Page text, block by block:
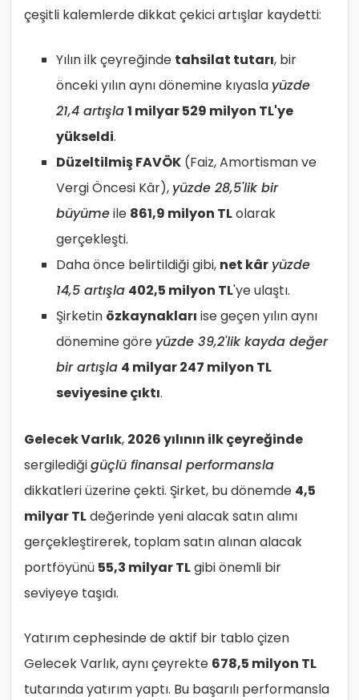
çeşitli kalemlerde dikkat çekici artışlar kaydetti:
Yılın ilk çeyreğinde tahsilat tutarı, bir
önceki yılın aynı dönemine kıyasla yüzde
21,4 artışla1 milyar 529 milyon TL'ye
yükseldi.
Düzeltilmiş FAVÖK (Faiz, Amortisman ve
Vergi Öncesi Kâr), yüzde 28,5'lik bir
büyümeile 861,9 milyon TLolarak
gerçekleşti.
Daha önce belirtildiği gibi, net kâr yüzde
14,5 artışla 402,5 milyon TL'ye ulaştı.
Şirketin özkaynakları ise geçen yılın aynı
dönemine göre yüzde 39,2'lik kayda değer
bir artışla 4 milyar 247 milyon TL
seviyesine çıktı.
Gelecek Varlık, 2026 yılının ilk çeyreğinde
sergilediğigüçlü finansal performansla
dikkatleri üzerine çekti. Şirket, bu dönemde 4,5
milyar TLdeğerinde yeni alacak satın alımı
gerçekleştirerek, toplam satın alınan alacak
portföyünü 55,3 milyar TLgibi önemli bir
seviyeye taşıdı.
Yatırım cephesinde de aktif bir tablo çizen
Gelecek Varlık, aynı çeyrekte 678,5 milyon TL
tutarında yatırım yaptı. Bu başarılı performansla